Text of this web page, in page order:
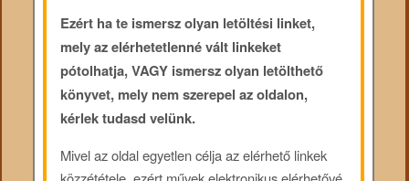
Ezért ha te ismersz olyan letöltési linket,
mely az elérhetetlenné vált linkeket
pótolhatja, VAGY ismersz olyan letölthető
könyvet, mely nem szerepel az oldalon,
kérlek tudasd velünk.
Mivel az oldal egyetlen célja az elérhető linkek